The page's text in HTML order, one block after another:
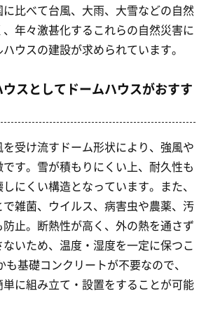
比べて台風、大雨、大雪などの自然
年々激甚化するこれらの自然災害に
ウスの建設が求められています。
スとしてドームハウスがおすす
受け流すドーム形状により、強風や
す。雪が積もりにくい上、耐久性も
にくい構造となっています。また、
雑菌、ウイルス、病害虫や農薬、汚
止。断熱性が高く、外の熱を通さず
いため、温度・湿度を一定に保つこ
基礎コンクリートが不要なので、
に組み立て・設置をすることが可能